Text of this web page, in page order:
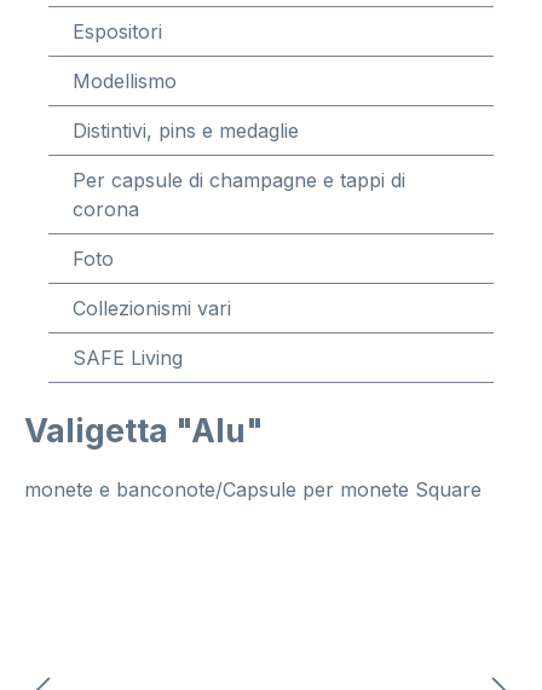
Espositori
Modellismo
Distintivi, pins e medaglie
Per capsule di champagne e tappi di
corona
Foto
Collezionismi vari
SAFE Living
Valigetta "Alu"
monete e banconote/Capsule per monete Square